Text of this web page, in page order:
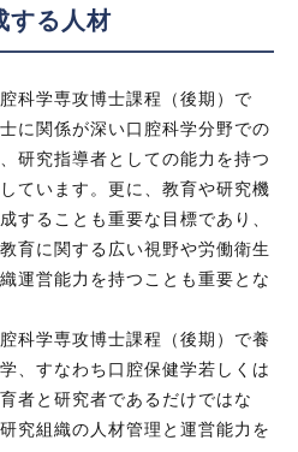
する人材
科学専攻博士課程（後期）で
に関係が深い口腔科学分野での
研究指導者としての能力を持つ
ています。更に、教育や研究機
することも重要な目標であり、
育に関する広い視野や労働衛生
運営能力を持つことも重要とな
科学専攻博士課程（後期）で養
、すなわち口腔保健学若しくは
者と研究者であるだけではな
究組織の人材管理と運営能力を